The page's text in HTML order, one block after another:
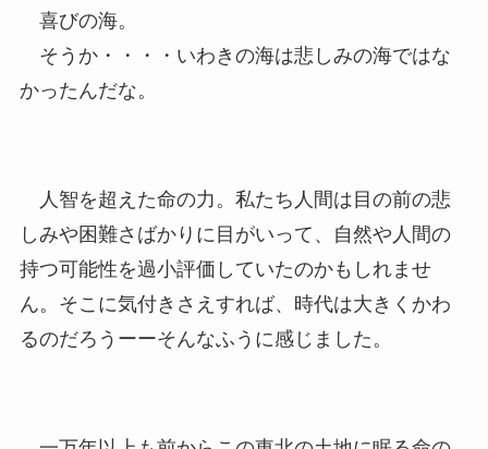
喜びの海。
そうか・・・・いわきの海は悲しみの海ではな
かったんだな。
人智を超えた命の力。私たち人間は目の前の悲
しみや困難さばかりに目がいって、自然や人間の
持つ可能性を過小評価していたのかもしれませ
ん。そこに気付きさえすれば、時代は大きくかわ
るのだろうーーそんなふうに感じました。